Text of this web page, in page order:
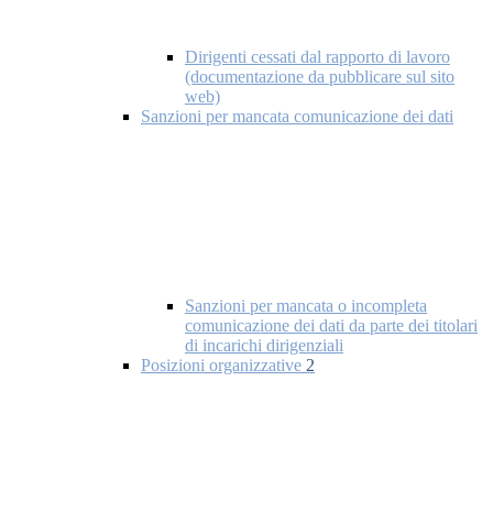
Dirigenti cessati dal rapporto di lavoro
(documentazione da pubblicare sul sito
web)
Sanzioni per mancata comunicazione dei dati
Sanzioni per mancata o incompleta
comunicazione dei dati da parte dei titolari
di incarichi dirigenziali
Posizioni organizzative 2